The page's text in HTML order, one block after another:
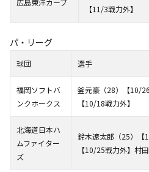
【11/3戦力外】
パ・リーグ
球団 選手
福岡ソフトバ
ンクホークス
釜元豪（28）【10/
【10/18戦力外】
北海道日本ハ
ムファイター
ズ
鈴木遼太郎（25）【
【10/25戦力外】村